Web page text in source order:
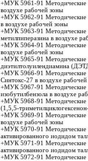
+МУК 5961-91 Методические
воздухе рабочей зоны
+МУК 5962-91 Методические
в воздухе рабочей зоны
+МУК 5963-91 Методические
метилпиперазина в воздухе
+МУК 5964-91 Методические
воздухе рабочей зоны
+МУК 5965-91 Методические
диэтилтолуилендиамина
+МУК 5966-91 Методические
Синтокс-27 в воздухе
+МУК 5967-91 Методические
изобутилбензола в воздухе
+МУК 5968-91 Методические
(1,5,5-
+МУК 5969-91 Методические
воздухе рабочей зоны
+МУК 5970-91 Методические
активированного иодидом
+МУК 5971-91 Методические
активированного иодидом
+МУК 5972-91 Методические